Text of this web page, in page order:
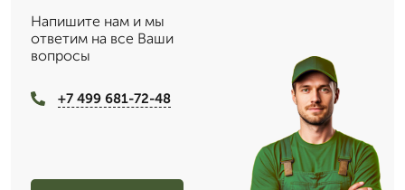
Напишите нам и мы
ответим на все Ваши
вопросы
+7 499 681-72-48